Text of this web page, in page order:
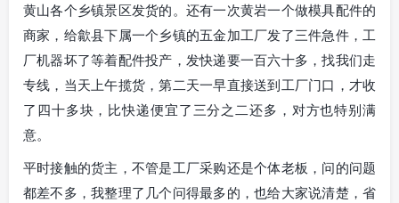
黄山各个乡镇景区发货的。还有一次黄岩一个做模具配件的
商家，给歙县下属一个乡镇的五金加工厂发了三件急件，工
厂机器坏了等着配件投产，发快递要一百六十多，找我们走
专线，当天上午揽货，第二天一早直接送到工厂门口，才收
了四十多块，比快递便宜了三分之二还多，对方也特别满
意。
平时接触的货主，不管是工厂采购还是个体老板，问的问题
都差不多，我整理了几个问得最多的，也给大家说清楚，省